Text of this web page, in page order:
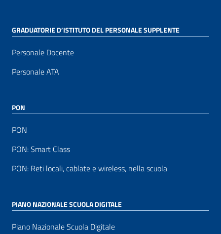
GRADUATORIE D’ISTITUTO DEL PERSONALE SUPPLENTE
Personale Docente
Personale ATA
PON
PON
PON: Smart Class
PON: Reti locali, cablate e wireless, nella scuola
PIANO NAZIONALE SCUOLA DIGITALE
Piano Nazionale Scuola Digitale